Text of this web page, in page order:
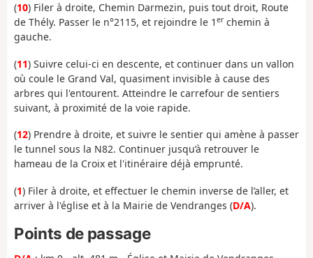
(10) Filer à droite, Chemin Darmezin, puis tout droit, Route
de Thély. Passer le n°2115, et rejoindre le 1 er chemin à
gauche.
(11) Suivre celui-ci en descente, et continuer dans un vallon
où coule le Grand Val, quasiment invisible à cause des
arbres qui l'entourent. Atteindre le carrefour de sentiers
suivant, à proximité de la voie rapide.
(12) Prendre à droite, et suivre le sentier qui amène à passer
le tunnel sous la N82. Continuer jusqu’à retrouver le
hameau de la Croix et l'itinéraire déjà emprunté.
(1) Filer à droite, et effectuer le chemin inverse de l’aller, et
arriver à l'église et à la Mairie de Vendranges (D/A).
Points de passage